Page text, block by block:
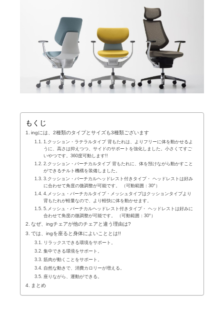
もくじ
ingには、2種類のタイプとサイズも3種類ございます
1.クッション・ラテラルタイプ 背もたれは、よりフリーに体を動かせるよ
うに、高さは抑えつつ、サイドのサポートを強化しました。小さくてすご
いやつです。360度可動します!!
2.クッション・バーチカルタイプ 背もたれに、体を預けながら動かすこと
ができるチルト機構を装備しました。
3.クッション・バーチカルヘッドレスト付きタイプ・ ヘッドレストは好み
に合わせて角度の微調整が可能です。 （可動範囲：30°）
4.メッシュ・バーチカルタイプ・メッシュタイプはクッションタイプより
背もたれが軽量なので、より軽快に体を動かせます。
5.メッシュ・バーチカルヘッドレスト付きタイプ・ ヘッドレストは好みに
合わせて角度の微調整が可能です。 （可動範囲：30°）
なぜ、ingチェアが他のチェアと違う理由は?
では、ingを座ると身体によいこととは!!
リラックスできる環境をサポート。
集中できる環境をサポート。
筋肉が動くことをサポート。
自然な動きで、消費カロリーが増える。
座りながら、運動ができる。
まとめ